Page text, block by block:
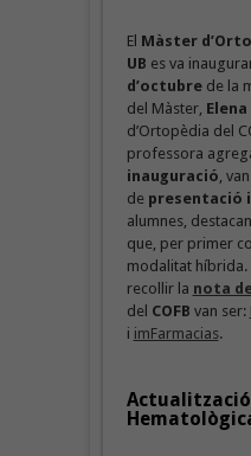
El Màster
UB es va
d’octubrede la
del Màster, Elena
d’Ortopèdia del
professora
inauguració,
de presentació
alumnes,
que, per primer
modalitat híbrida.
recollir la nota
del COFB van ser:
i imFarmacias.